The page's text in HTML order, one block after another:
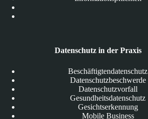
Datenschutz in der Praxis
Beschäftigtendatenschutz
Datenschutzbeschwerde
Datenschutzvorfall
Gesundheitsdatenschutz
Gesichtserkennung
Mobile Business